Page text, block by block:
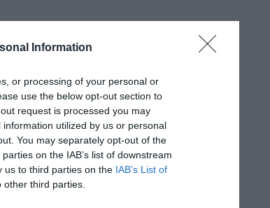
Information
or processing of your personal or
use the below opt-out section to
request is processed you may
utilized by us or personal
You may separately opt-out of the
on the IAB’s list of downstream
us to third parties on the IAB’s List of
third parties.